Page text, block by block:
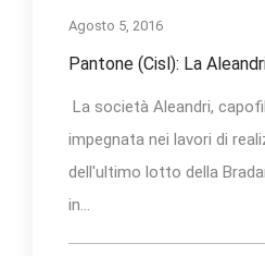
Agosto 5, 2016
Pantone (Cisl): La
La società Aleandri,
impegnata nei lavori di
dell'ultimo lotto della
in...